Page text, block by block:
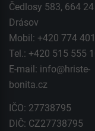
Čedlosy 583, 664 24
Drásov
Mobil: +420 774
Tel.: +420 515 555
E-mail: info@hriste-
bonita.cz
IČO: 27738795
DIČ: CZ27738795